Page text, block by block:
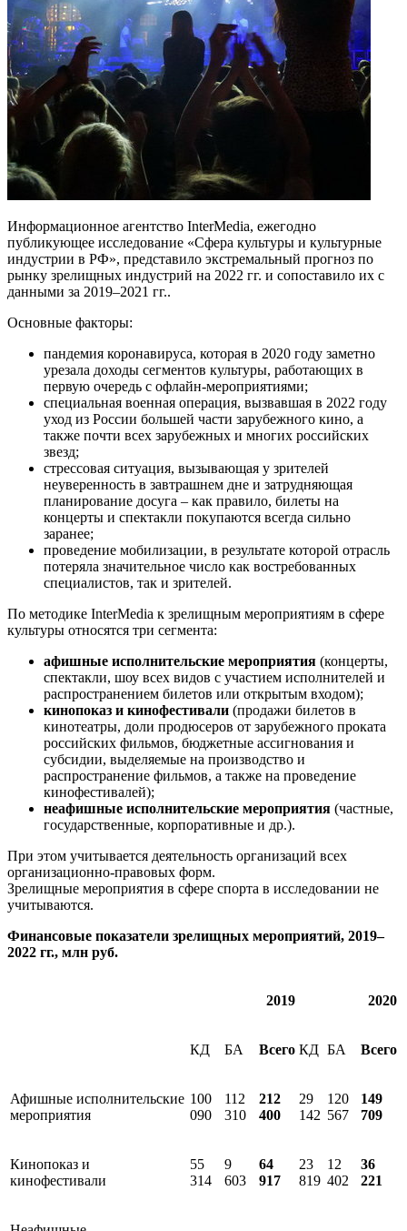
Информационное агентство InterMedia, ежегодно
публикующее исследование «Сфера культуры и культурные
индустрии в РФ», представило экстремальный прогноз по
рынку зрелищных индустрий на 2022 гг. и сопоставило их с
данными за 2019–2021 гг..
Основные факторы:
пандемия коронавируса, которая в 2020 году заметно
урезала доходы сегментов культуры, работающих в
первую очередь с офлайн-мероприятиями;
специальная военная операция, вызвавшая в 2022 году
уход из России большей части зарубежного кино, а
также почти всех зарубежных и многих российских
звезд;
стрессовая ситуация, вызывающая у зрителей
неуверенность в завтрашнем дне и затрудняющая
планирование досуга – как правило, билеты на
концерты и спектакли покупаются всегда сильно
заранее;
проведение мобилизации, в результате которой отрасль
потеряла значительное число как востребованных
специалистов, так и зрителей.
По методике InterMedia к зрелищным мероприятиям в сфере
культуры относятся три сегмента:
афишные исполнительские мероприятия (концерты,
спектакли, шоу всех видов с участием исполнителей и
распространением билетов или открытым входом);
кинопоказ и кинофестивали (продажи билетов в
кинотеатры, доли продюсеров от зарубежного проката
российских фильмов, бюджетные ассигнования и
субсидии, выделяемые на производство и
распространение фильмов, а также на проведение
кинофестивалей);
неафишные исполнительские мероприятия (частные,
государственные, корпоративные и др.).
При этом учитывается деятельность организаций всех
организационно-правовых форм.
Зрелищные мероприятия в сфере спорта в исследовании не
учитываются.
Финансовые показатели зрелищных мероприятий, 2019–
2022 гг., млн руб.
2019 2020
КД БА Всего КД БА Всего
Афишные исполнительские
мероприятия
100
090
112
310
212
400
29
142
120
567
149
709
Кинопоказ и
кинофестивали
55
314
9
603
64
917
23
819
12
402
36
221